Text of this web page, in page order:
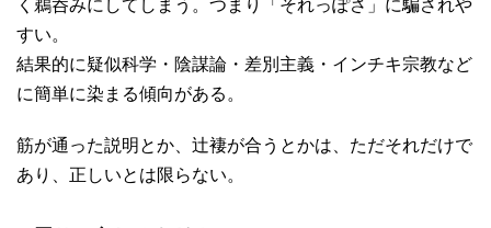
く鵜呑みにしてしまう。つまり「それっぽさ」に騙されや
すい。
結果的に疑似科学・陰謀論・差別主義・インチキ宗教など
に簡単に染まる傾向がある。
筋が通った説明とか、辻褄が合うとかは、ただそれだけで
あり、正しいとは限らない。